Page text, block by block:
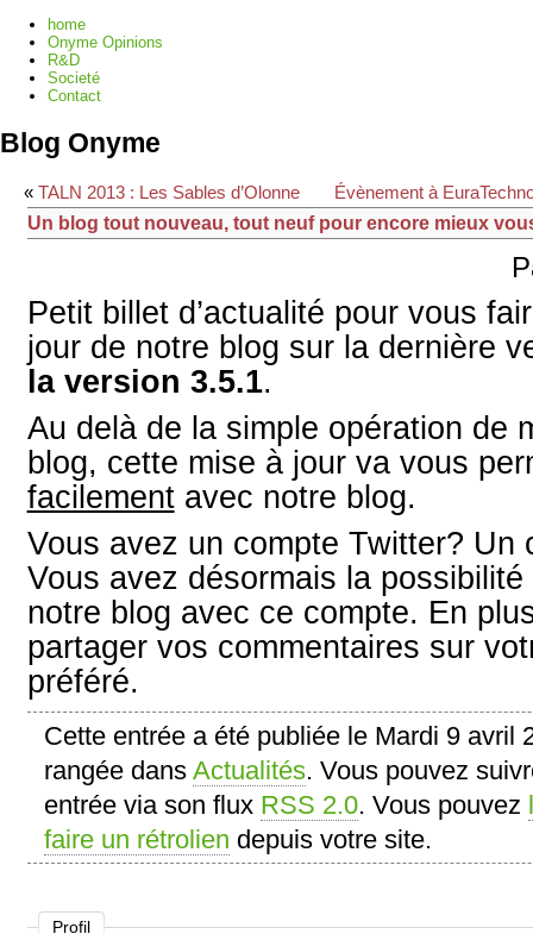
home
Onyme Opinions
R&D
Societé
Contact
Blog Onyme
« TALN 2013 : Les Sables d’Olonne
Évènement à
Un blog tout nouveau, tout neuf pour encore mieux
Petit billet d’actualité pour vous
jour de notre blog sur la dernière
la version 3.5.1.
Au delà de la simple opération de
blog, cette mise à jour va vous
facilementavec notre blog.
Vous avez un compte Twitter? Un
Vous avez désormais la
notre blog avec ce compte. En
partager vos commentaires sur
préféré.
Cette entrée a été publiée le Mardi 9 avril
rangée dans Actualités. Vous pouvez
entrée via son flux RSS 2.0. Vous pouvez
faire un rétrolien depuis votre site.
Profil